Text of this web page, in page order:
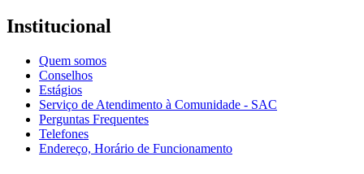
Institucional
Quem somos
Conselhos
Estágios
Serviço de Atendimento à Comunidade - SAC
Perguntas Frequentes
Telefones
Endereço, Horário de Funcionamento